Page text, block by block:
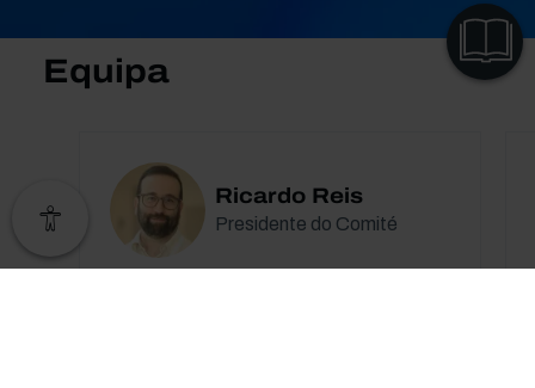
VER
CAPÍTULOS
Equipa
Ricardo Reis
Presidente do Comité